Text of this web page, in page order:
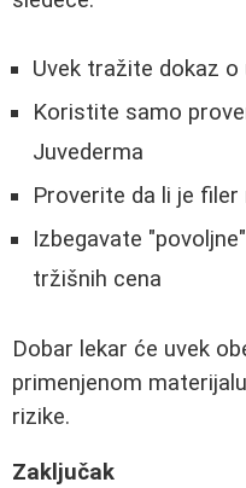
Uvek tražite dokaz
Koristite samo
Juvederma
Proverite da li je filer
Izbegavate
tržišnih cena
Dobar lekar će uvek
primenjenom
rizike.
Zaključak